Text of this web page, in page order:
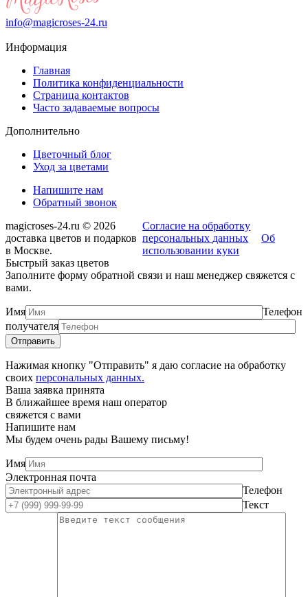
info@magicroses-24.ru
Информация
Главная
Политика конфиденциальности
Страница контактов
Часто задаваемые вопросы
Дополнительно
Цветочный блог
Уход за цветами
Напишите нам
Обратный звонок
magicroses-24.ru © 2026
доставка цветов и подарков
в Москве.
Согласие на обработку
персональных данных
Об
использовании куки
Быстрый заказ цветов
Заполните форму обратной связи и наш менеджер свяжется с
вами.
Имя
Телефон
получателя
Нажимая кнопку "Отправить" я даю согласие на обработку
своих персональных данных.
Ваша заявка принята
В ближайшее время наш оператор
свяжется с вами
Напишите нам
Мы будем очень рады Вашему письму!
Имя
Электронная почта
Телефон
Текст